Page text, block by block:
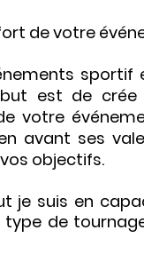
de votre
sportif
est de crée
votre
avant ses
objectifs.
je suis en
de